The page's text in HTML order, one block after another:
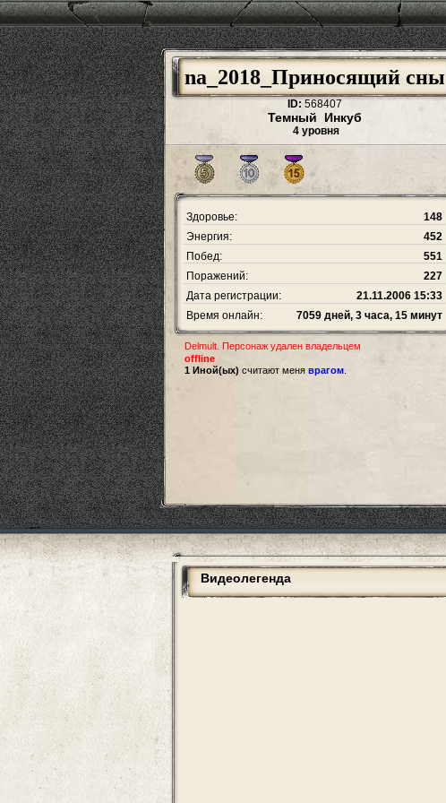
na_2018_Приносящий сны
ID: 568407
Темный Инкуб
4 уровня
Здоровье:
148
Энергия:
452
Побед:
551
Поражений:
227
Дата регистрации:
21.11.2006 15:33
Время онлайн:
7059 дней, 3 часа, 15 минут
Delmult. Персонаж удален владельцем
offline
1 Иной(ых) считают меня врагом
Видеолегенда